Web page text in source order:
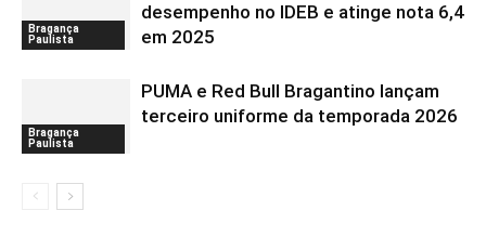
Bragança
Paulista
desempenho no IDEB e atinge nota 6,4
em 2025
Bragança
Paulista
PUMA e Red Bull Bragantino lançam
terceiro uniforme da temporada 2026